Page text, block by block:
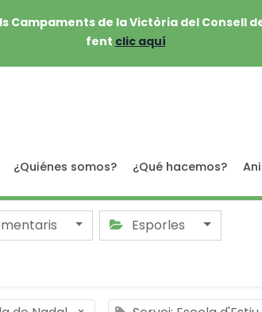
de la Victòria del Consell
fent clic aquí
¿Quiénes somos? ¿Qué hacemos?
Esporles